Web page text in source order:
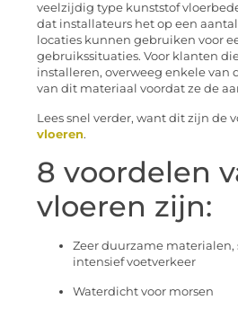
veelzijdig type kunststof
dat installateurs het op een
locaties kunnen gebruiken voor
gebruikssituaties. Voor klanten
installeren, overweeg enkele van
van dit materiaal voordat ze de
Lees snel verder, want dit zijn de
vloeren.
8 voordelen
vloeren zijn:
Zeer duurzame materialen,
intensief voetverkeer
Waterdicht voor morsen